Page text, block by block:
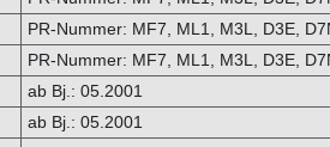
PR-Nummer: MF7, ML1, M3L, D3E,
PR-Nummer: MF7, ML1, M3L, D3E,
ab Bj.: 05.2001
ab Bj.: 05.2001